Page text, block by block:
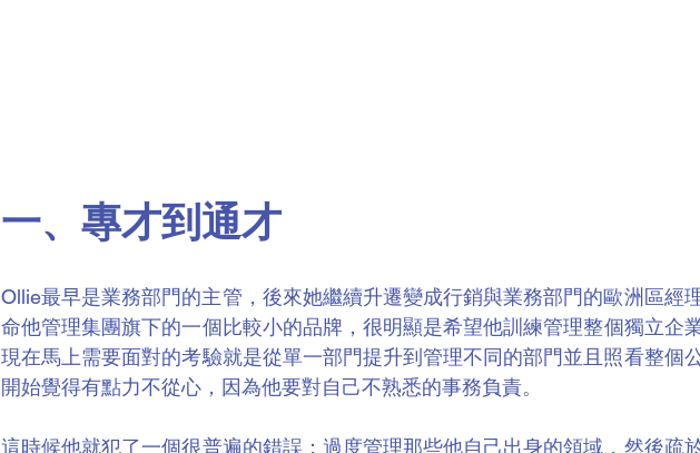
一、專才到通才
Ollie最早是業務部門的主管，後來她繼續升遷變成行銷與業務部門的歐洲區經
命他管理集團旗下的一個比較小的品牌，很明顯是希望他訓練管理整個獨立企
現在馬上需要面對的考驗就是從單一部門提升到管理不同的部門並且照看整個
開始覺得有點力不從心，因為他要對自己不熟悉的事務負責。
這時候他就犯了一個很普遍的錯誤：過度管理那些他自己出身的領域，然後疏